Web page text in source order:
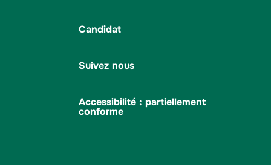
Candidat
Suivez nous
Accessibilité : partiellement
conforme